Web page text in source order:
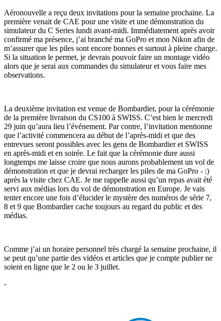
Aéronouvelle a reçu deux invitations pour la semaine prochaine. La
première venait de CAE pour une visite et une démonstration du
simulateur du C Series lundi avant-midi. Immédiatement après avoir
confirmé ma présence, j’ai branché ma GoPro et mon Nikon afin de
m’assurer que les piles sont encore bonnes et surtout à pleine charge.
Si la situation le permet, je devrais pouvoir faire un montage vidéo
alors que je serai aux commandes du simulateur et vous faire mes
observations.
La deuxième invitation est venue de Bombardier, pour la cérémonie
de la première livraison du CS100 à SWISS. C’est bien le mercredi
29 juin qu’aura lieu l’événement. Par contre, l’invitation mentionne
que l’activité commencera au début de l’après-midi et que des
entrevues seront possibles avec les gens de Bombardier et SWISS
en après-midi et en soirée. Le fait que la cérémonie dure aussi
longtemps me laisse croire que nous aurons probablement un vol de
démonstration et que je devrai recharger les piles de ma GoPro - :)
après la visite chez CAE. Je me rappelle aussi qu’un repas avait été
servi aux médias lors du vol de démonstration en Europe. Je vais
tenter encore une fois d’élucider le mystère des numéros de série 7,
8 et 9 que Bombardier cache toujours au regard du public et des
médias.
Comme j’ai un horaire personnel très chargé la semaine prochaine, il
se peut qu’une partie des vidéos et articles que je compte publier ne
soient en ligne que le 2 ou le 3 juillet.
-